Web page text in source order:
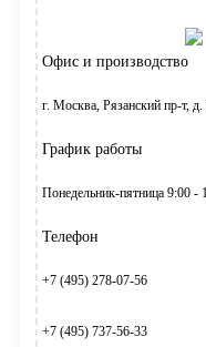
Офис и производство
г. Москва, Рязанский пр-т, д.
График работы
Понедельник-пятница 9:00 -
Телефон
+7 (495) 278-07-56
+7 (495) 737-56-33